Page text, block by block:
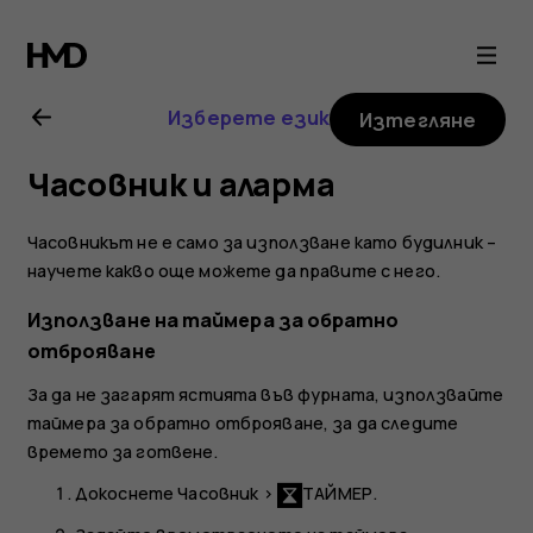
Ръководство
на
потребителя
за
Nokia
8
Sirocco
Изберете език Изтегляне
Часовник и аларма
Часовникът не е само за използване като будилник –
научете какво още можете да правите с него.
Използване на таймера за обратно
отброяване
За да не загарят ястията във фурната, използвайте
таймера за обратно отброяване, за да следите
времето за готвене.
ДокоснетеЧасовник > ТАЙМЕР.